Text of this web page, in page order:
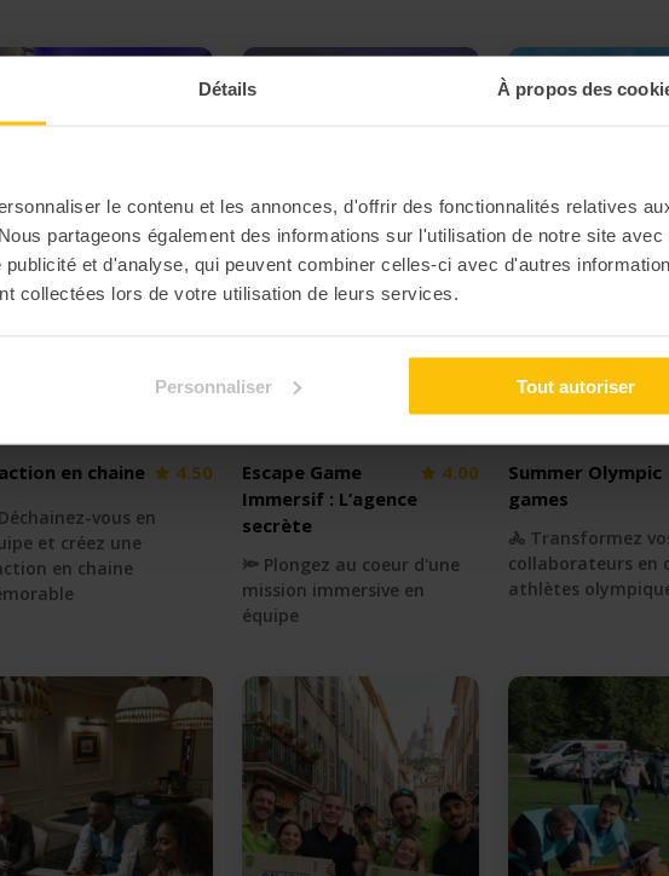
Détails À propos des
le contenu et les annonces, d'offrir des fonctionnalités relatives
partageons également des informations sur l'utilisation de notre site avec
et d'analyse, qui peuvent combiner celles-ci avec d'autres
collectées lors de votre utilisation de leurs services.
Personnaliser Tout autoriser
en chaine 4.50
vous en
et créez une
en chaine
Escape Game
Immersif : L’agence
secrète
4.00
🔦 Plongez au coeur d'une
mission immersive en
équipe
Summer Olympic
games
🚴 Transformez
collaborateurs en
athlètes